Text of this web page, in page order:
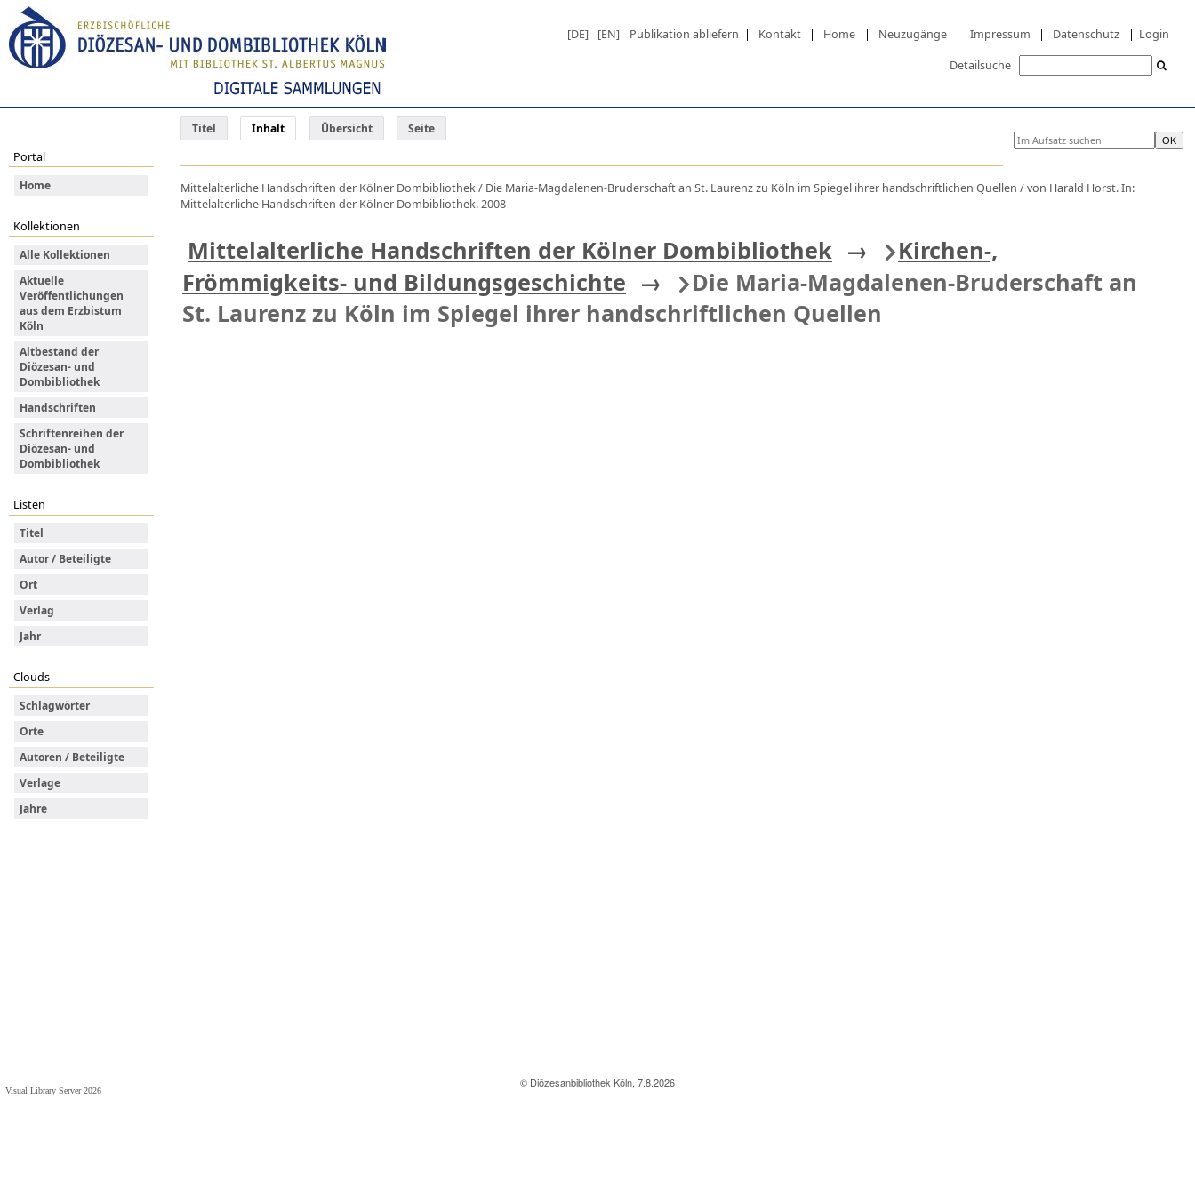
© Diözesanbibliothek Köln, 7.8.2026
Visual Library Server 2026
[DE] [EN] Publikation abliefern | Kontakt | Home | Neuzugänge | Impressum | Datenschutz | Login
Detailsuche
Titel Inhalt Übersicht Seite
Portal
Home
Kollektionen
Alle Kollektionen
Aktuelle
Veröffentlichungen
aus dem Erzbistum
Köln
Altbestand der
Diözesan- und
Dombibliothek
Handschriften
Schriftenreihen der
Diözesan- und
Dombibliothek
Listen
Titel
Autor / Beteiligte
Ort
Verlag
Jahr
Clouds
Schlagwörter
Orte
Autoren / Beteiligte
Verlage
Jahre
Mittelalterliche Handschriften der Kölner Dombibliothek / Die Maria-Magdalenen-Bruderschaft an St. Laurenz zu Köln im Spiegel ihrer handschriftlichen Quellen / von Harald Horst. In:
Mittelalterliche Handschriften der Kölner Dombibliothek. 2008
Mittelalterliche Handschriften der Kölner Dombibliothek →
Kirchen-,
Frömmigkeits- und Bildungsgeschichte →
Die Maria-Magdalenen-Bruderschaft an
St. Laurenz zu Köln im Spiegel ihrer handschriftlichen Quellen